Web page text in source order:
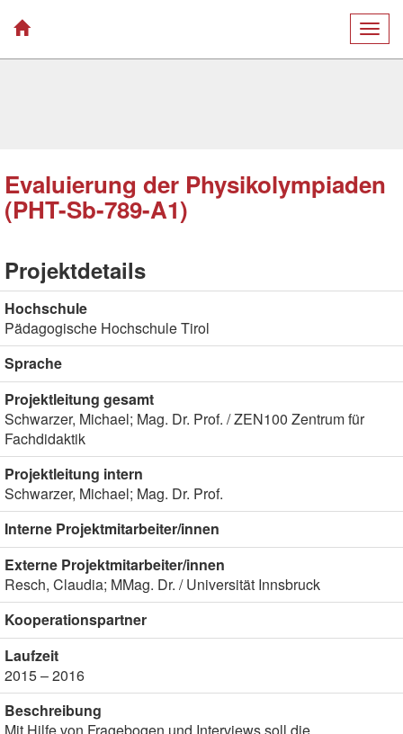
Evaluierung der Physikolympiaden
(PHT-Sb-789-A1)
Projektdetails
Hochschule
Pädagogische Hochschule Tirol
Sprache
Projektleitung gesamt
Schwarzer, Michael; Mag. Dr. Prof. / ZEN100 Zentrum für
Fachdidaktik
Projektleitung intern
Schwarzer, Michael; Mag. Dr. Prof.
Interne Projektmitarbeiter/innen
Externe Projektmitarbeiter/innen
Resch, Claudia; MMag. Dr. / Universität Innsbruck
Kooperationspartner
Laufzeit
2015 – 2016
Beschreibung